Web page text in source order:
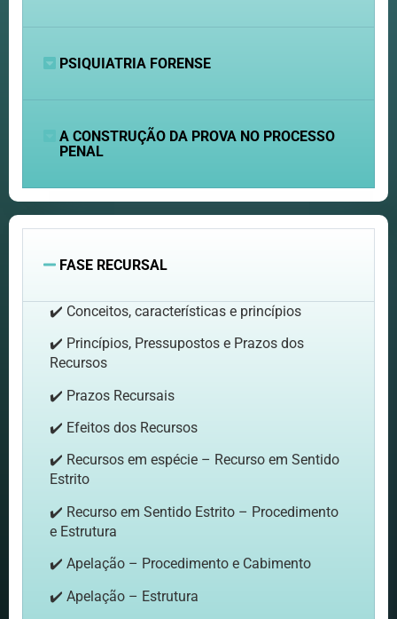
PSIQUIATRIA FORENSE
A CONSTRUÇÃO DA PROVA NO PROCESSO
PENAL
FASE RECURSAL
✔️ Conceitos, características e princípios
✔️ Princípios, Pressupostos e Prazos dos
Recursos
✔️ Prazos Recursais
✔️ Efeitos dos Recursos
✔️ Recursos em espécie – Recurso em Sentido
Estrito
✔️ Recurso em Sentido Estrito – Procedimento
e Estrutura
✔️ Apelação – Procedimento e Cabimento
✔️ Apelação – Estrutura